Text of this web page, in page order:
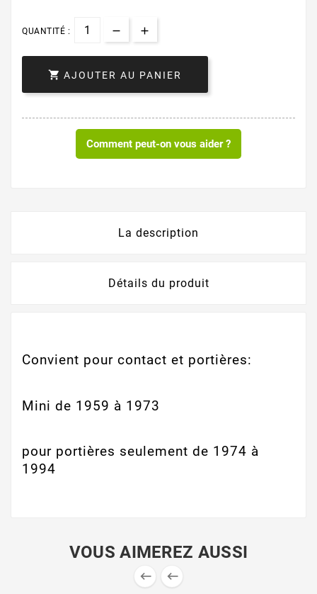
QUANTITÉ :
 AJOUTER AU PANIER
Comment peut-on vous aider ?
La description
Détails du produit
Convient pour contact et portières:
Mini de 1959 à 1973
pour portières seulement de 1974 à
1994
VOUS AIMEREZ AUSSI
 